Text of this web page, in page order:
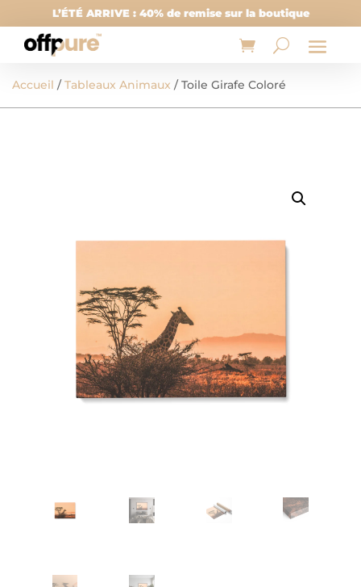
L’ÉTÉ ARRIVE : 40% de remise sur la boutique
Accueil /Tableaux Animaux / Toile Girafe Coloré